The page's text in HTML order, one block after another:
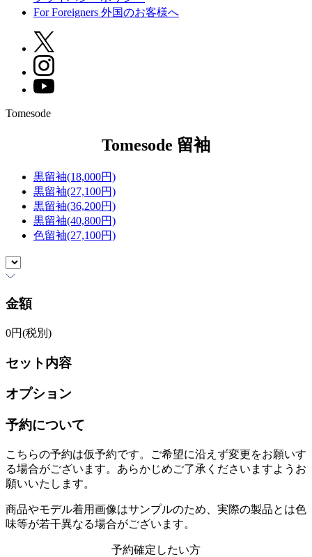
For Foreigners 外国のお客様へ
Tomesode
Tomesode 留袖
黒留袖(18,000円)
黒留袖(27,100円)
黒留袖(36,200円)
黒留袖(40,800円)
色留袖(27,100円)
金額
0円(税別)
セット内容
オプション
予約について
こちらの予約は仮予約です。
ご希望に沿えず変更をお願いす
る場合がございます。あらかじめご了承くださいますようお
願いいたします。
商品やモデル着用画像はサンプルのため、実際の製品とは色
味等が若干異なる場合がございます。
予約確定したい方